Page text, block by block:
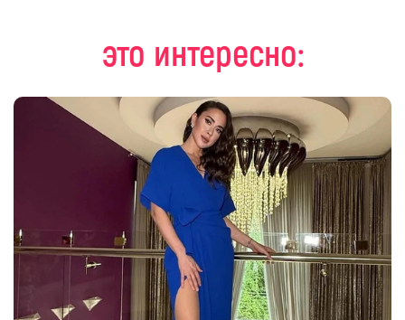
это интересно: